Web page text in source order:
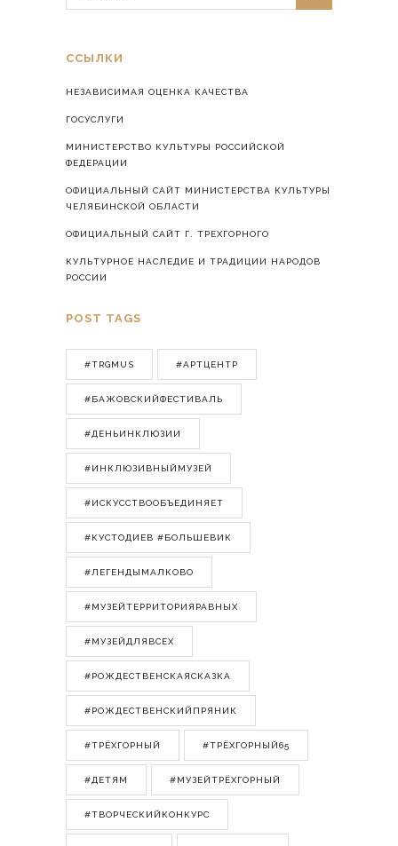
ССЫЛКИ
НЕЗАВИСИМАЯ ОЦЕНКА КАЧЕСТВА
ГОСУСЛУГИ
МИНИСТЕРСТВО КУЛЬТУРЫ РОССИЙСКОЙ
ФЕДЕРАЦИИ
ОФИЦИАЛЬНЫЙ САЙТ МИНИСТЕРСТВА КУЛЬТУРЫ
ЧЕЛЯБИНСКОЙ ОБЛАСТИ
ОФИЦИАЛЬНЫЙ САЙТ Г. ТРЕХГОРНОГО
КУЛЬТУРНОЕ НАСЛЕДИЕ И ТРАДИЦИИ НАРОДОВ
РОССИИ
POST TAGS
#TRGMUS #АРТЦЕНТР
#БАЖОВСКИЙФЕСТИВАЛЬ
#ДЕНЬИНКЛЮЗИИ
#ИНКЛЮЗИВНЫЙМУЗЕЙ
#ИСКУССТВООБЪЕДИНЯЕТ
#КУСТОДИЕВ #БОЛЬШЕВИК
#ЛЕГЕНДЫМАЛКОВО
#МУЗЕЙТЕРРИТОРИЯРАВНЫХ
#МУЗЕЙДЛЯВСЕХ
#РОЖДЕСТВЕНСКАЯСКАЗКА
#РОЖДЕСТВЕНСКИЙПРЯНИК
#ТРЁХГОРНЫЙ #ТРЁХГОРНЫЙ65
#ДЕТЯМ #МУЗЕЙТРЁХГОРНЫЙ
#ТВОРЧЕСКИЙКОНКУРС